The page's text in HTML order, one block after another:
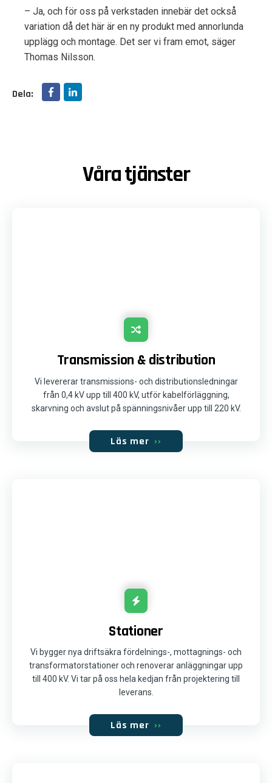
– Ja, och för oss på verkstaden innebär det också
variation då det här är en ny produkt med annorlunda
upplägg och montage. Det ser vi fram emot, säger
Thomas Nilsson.
Dela:
Våra tjänster
Transmission & distribution
Vi levererar transmissions- och distributionsledningar
från 0,4 kV upp till 400 kV, utför kabelförläggning,
skarvning och avslut på spänningsnivåer upp till 220 kV.
Läs mer ››
Stationer
Vi bygger nya driftsäkra fördelnings-, mottagnings- och
transformatorstationer och renoverar anläggningar upp
till 400 kV. Vi tar på oss hela kedjan från projektering till
leverans.
Läs mer ››